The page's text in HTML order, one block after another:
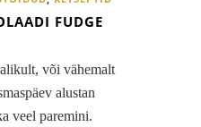
FUDGE
või vähemalt
alustan
veel paremini.